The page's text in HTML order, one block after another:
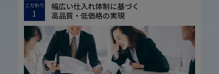
こだわり
1
幅広い仕入れ体制に基づく
高品質・低価格の実現